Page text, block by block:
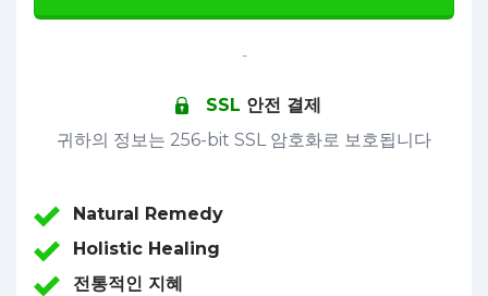
-
SSL 안전 결제
귀하의 정보는 256-bit SSL 암호화로 보호됩니다
Natural Remedy
Holistic Healing
전통적인 지혜